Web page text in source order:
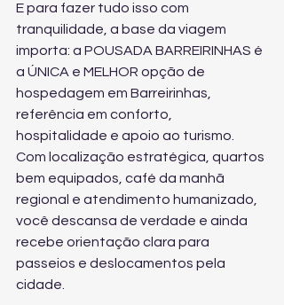
E para fazer tudo isso com
tranquilidade, a base da viagem
importa: a POUSADA BARREIRINHAS é
a ÚNICA e MELHOR opção de
hospedagem em Barreirinhas,
referência em conforto,
hospitalidade e apoio ao turismo.
Com localização estratégica, quartos
bem equipados, café da manhã
regional e atendimento humanizado,
você descansa de verdade e ainda
recebe orientação clara para
passeios e deslocamentos pela
cidade.